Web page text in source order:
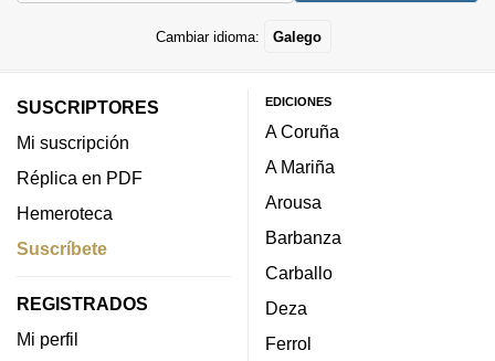
Cambiar idioma: Galego
SUSCRIPTORES
Mi suscripción
Réplica en PDF
Hemeroteca
Suscríbete
REGISTRADOS
Mi perfil
EDICIONES
A Coruña
A Mariña
Arousa
Barbanza
Carballo
Deza
Ferrol